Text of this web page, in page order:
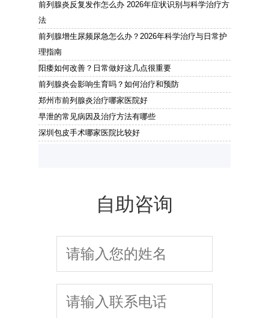
前列腺炎反复发作怎么办 2026年症状识别与科学治疗方
法
前列腺增生尿频尿急怎么办？2026年科学治疗与日常护
理指南
阳痿如何改善？日常做好这几点很重要
前列腺炎会影响生育吗？如何治疗和预防
郑州市前列腺炎治疗哪家医院好
早泄的常见病因及治疗方法有哪些
深圳包皮手术哪家医院比较好
自助咨询